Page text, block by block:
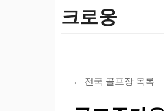
크로웅
← 전국 골프장 목록